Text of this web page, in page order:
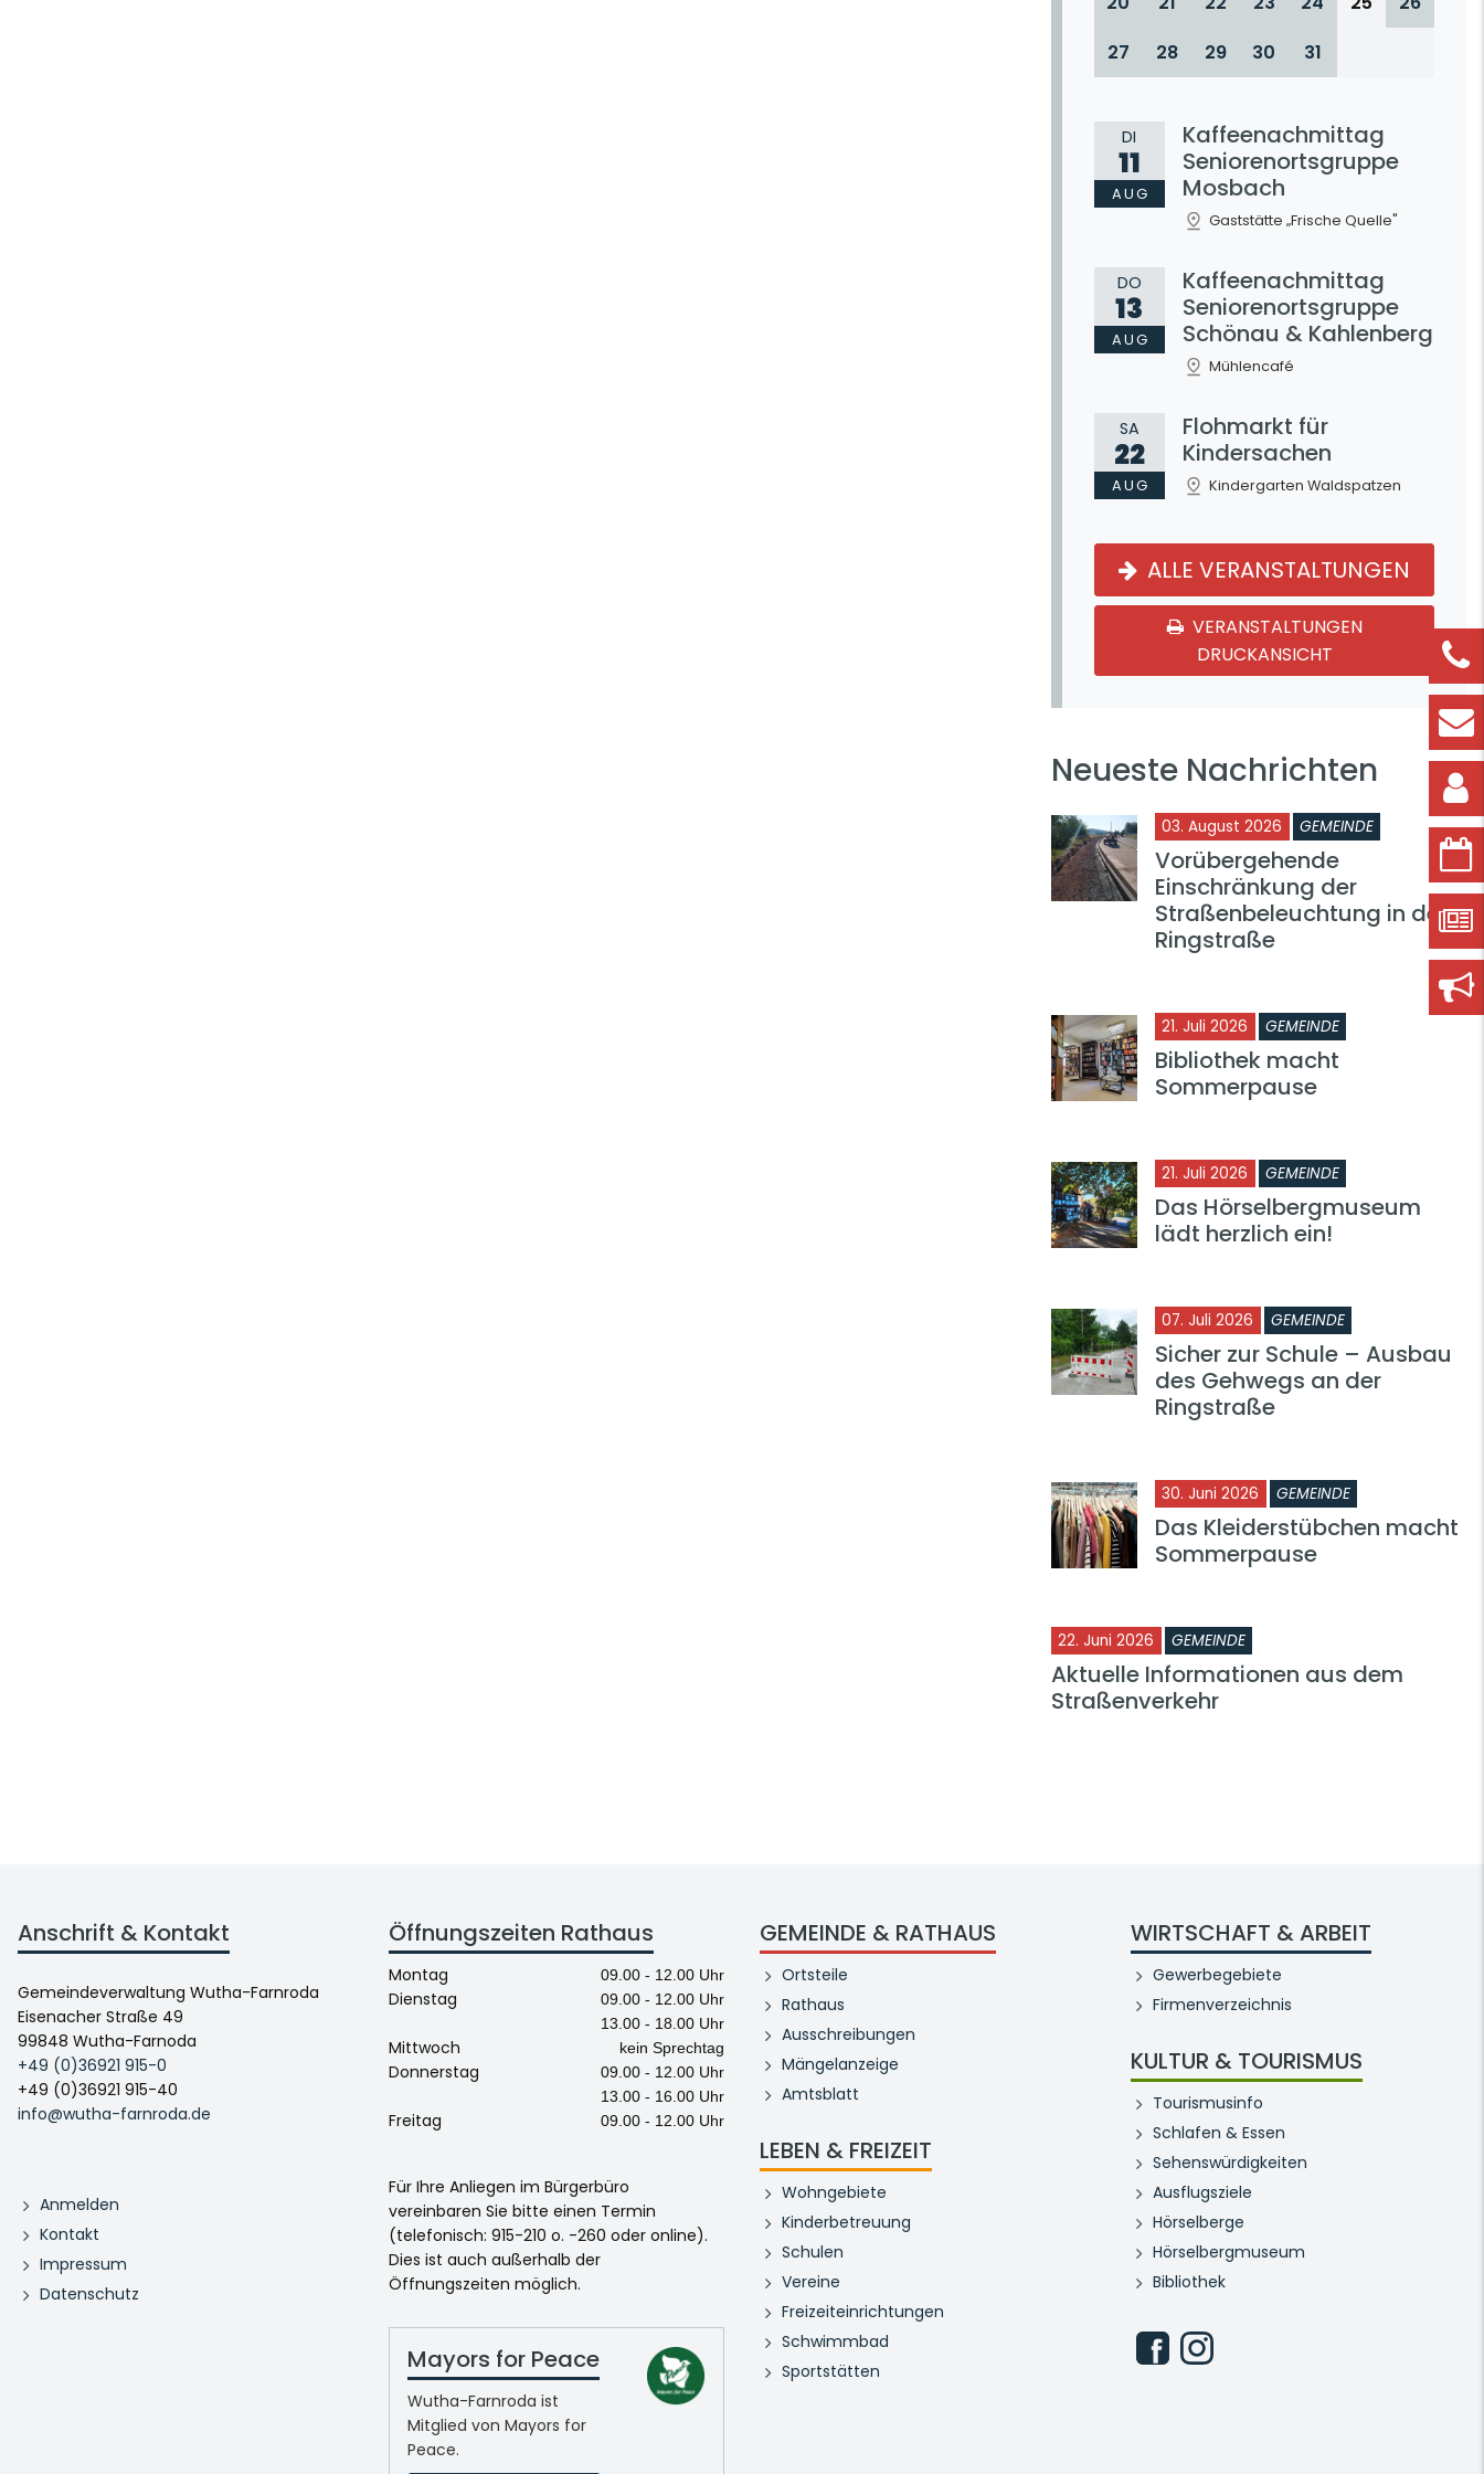
27
28 29 30 31
DI
11
AUG
Kaffeenachmittag
Seniorenortsgruppe
Mosbach
Gaststätte „Frische Quelle"
DO
13
AUG
Kaffeenachmittag
Seniorenortsgruppe
Schönau & Kahlenberg
Mühlencafé
SA
22
AUG
Flohmarkt für
Kindersachen
Kindergarten Waldspatzen
ALLE VERANSTALTUNGEN
VERANSTALTUNGEN
DRUCKANSICHT
Neueste Nachrichten
03. August 2026 GEMEINDE
Vorübergehende
Einschränkung der
Straßenbeleuchtung in der
Ringstraße
21. Juli 2026 GEMEINDE
Bibliothek macht
Sommerpause
21. Juli 2026 GEMEINDE
Das Hörselbergmuseum
lädt herzlich ein!
07. Juli 2026 GEMEINDE
Sicher zur Schule – Ausbau
des Gehwegs an der
Ringstraße
30. Juni 2026 GEMEINDE
Das Kleiderstübchen macht
Sommerpause
22. Juni 2026 GEMEINDE
Aktuelle Informationen aus dem
Straßenverkehr
Anschrift & Kontakt
Gemeindeverwaltung Wutha-Farnroda
Eisenacher Straße 49
99848 Wutha-Farnoda
+49 (0)36921 915-0
+49 (0)36921 915-40
info@wutha-farnroda.de
Anmelden
Kontakt
Impressum
Datenschutz
Öffnungszeiten Rathaus
Montag 09.00 - 12.00 Uhr
Dienstag
09.00 - 12.00 Uhr
13.00 - 18.00 Uhr
Mittwoch kein Sprechtag
Donnerstag
09.00 - 12.00 Uhr
13.00 - 16.00 Uhr
Freitag 09.00 - 12.00 Uhr
Für Ihre Anliegen im Bürgerbüro
vereinbaren Sie bitte einen Termin
(telefonisch: 915-210 o. -260 oder online).
Dies ist auch außerhalb der
Öffnungszeiten möglich.
Mayors for Peace
Wutha-Farnroda ist
Mitglied von Mayors for
Peace.
GEMEINDE & RATHAUS
Ortsteile
Rathaus
Ausschreibungen
Mängelanzeige
Amtsblatt
LEBEN & FREIZEIT
Wohngebiete
Kinderbetreuung
Schulen
Vereine
Freizeiteinrichtungen
Schwimmbad
Sportstätten
WIRTSCHAFT & ARBEIT
Gewerbegebiete
Firmenverzeichnis
KULTUR & TOURISMUS
Tourismusinfo
Schlafen & Essen
Sehenswürdigkeiten
Ausflugsziele
Hörselberge
Hörselbergmuseum
Bibliothek